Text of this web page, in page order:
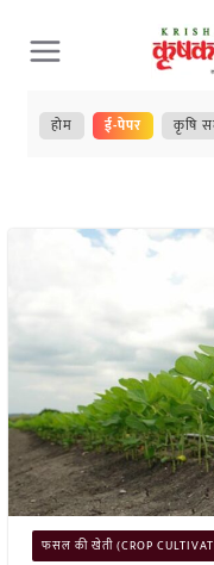
Skip
to
content
होम ई-पेपर कृषि
फसल की खेती (CROP